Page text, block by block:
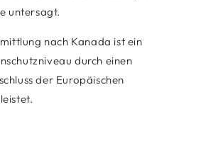
untersagt.
nach Kanada ist ein
durch einen
der Europäischen